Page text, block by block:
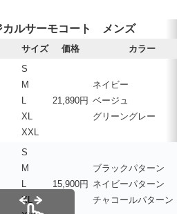
ルサーモコート メンズ
サイズ 価格 カラー
S
M
L
XL
XXL
21,890円
ネイビー
ベージュ
グリーングレー
S
M
L
XL
15,900円
ブラックパターン
ネイビーパターン
チャコールパターン